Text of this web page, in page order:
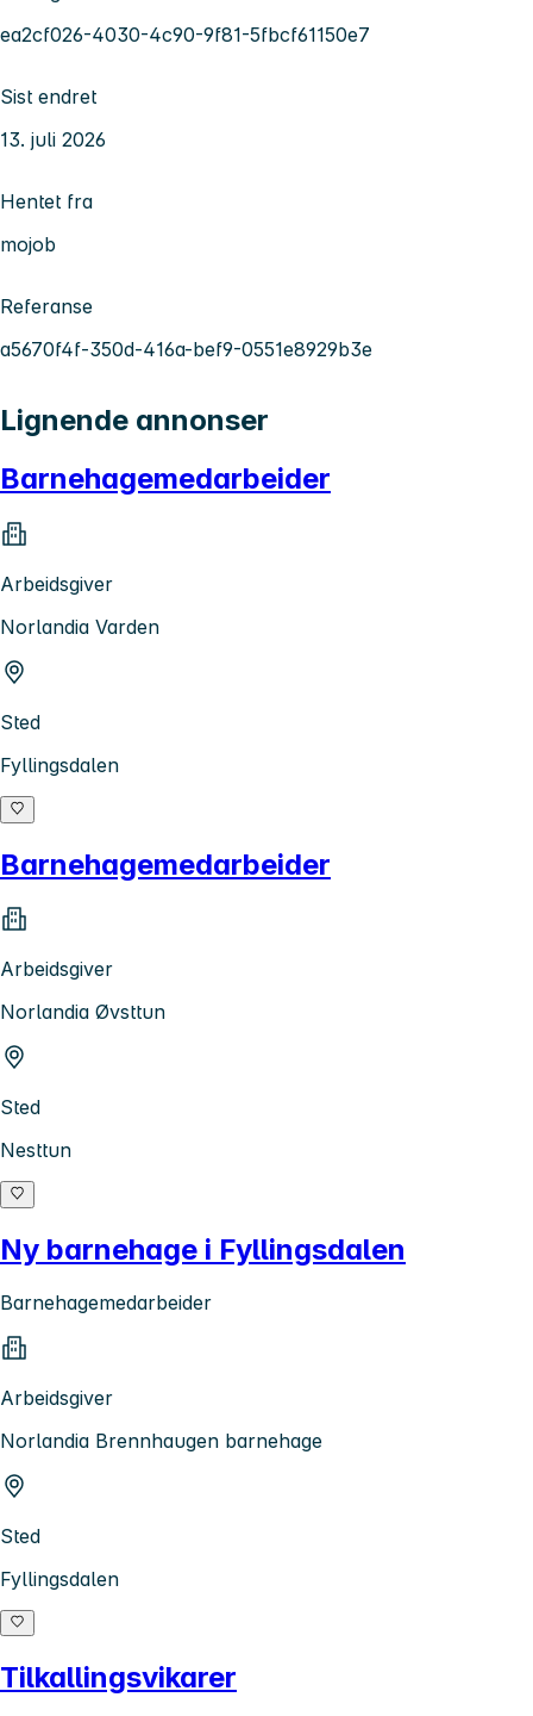
ea2cf026-4030-4c90-9f81-5fbcf61150e7
Sist endret
13. juli 2026
Hentet fra
mojob
Referanse
a5670f4f-350d-416a-bef9-0551e8929b3e
Lignende annonser
Barnehagemedarbeider
Arbeidsgiver
Norlandia Varden
Sted
Fyllingsdalen
Barnehagemedarbeider
Arbeidsgiver
Norlandia Øvsttun
Sted
Nesttun
Ny barnehage i Fyllingsdalen
Barnehagemedarbeider
Arbeidsgiver
Norlandia Brennhaugen barnehage
Sted
Fyllingsdalen
Tilkallingsvikarer